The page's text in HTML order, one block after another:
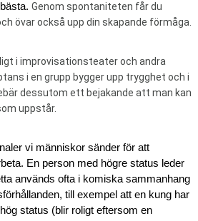
Genom spontaniteten får du
övar också upp din skapande förmåga.
i improvisationsteater och andra
i en grupp bygger upp trygghet och i
dessutom ett bejakande att man kan
uppstår.
vi människor sänder för att
En person med högre status leder
används ofta i komiska sammanhang
till exempel att en kung har
status (blir roligt eftersom en